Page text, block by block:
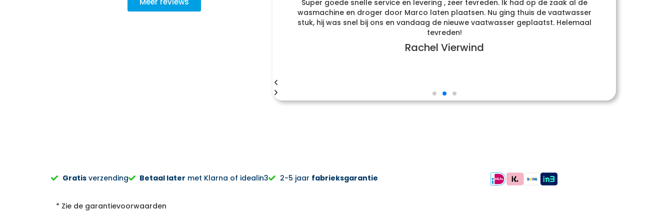
geadviseerd, niet opdringerig, de keuze wordt aan je zelf
wordt goed werk geleverd, het oude product wordt meegenomen
Super goede snelle service en levering , zeer tevreden. Ik had op de zaak al de
wasmachine en droger door Marco laten plaatsen. Nu ging thuis de vaatwasser
stuk, hij was snel bij ons en vandaag de nieuwe vaatwasser geplaatst. Helemaal
tevreden!
Rachel Vierwind
Gratisverzending Betaal later met Klarna of idealin3 2-5 jaar fabrieksgarantie
* Zie de garantievoorwaarden